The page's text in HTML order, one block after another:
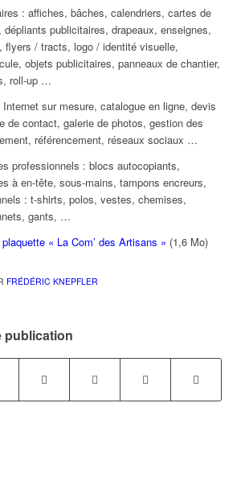
: affiches, bâches, calendriers, cartes de
publicitaires, drapeaux, enseignes,
flyers / tracts, logo / identité visuelle,
objets publicitaires, panneaux de chantier,
roll-up …
sur mesure, catalogue en ligne, devis
de contact, galerie de photos, gestion des
référencement, réseaux sociaux …
professionnels : blocs autocopiants,
à en-tête, sous-mains, tampons encreurs,
: t-shirts, polos, vestes, chemises,
gants, …
« La Com’ des Artisans » (1,6 Mo)
FRÉDÉRIC KNEPFLER
publication